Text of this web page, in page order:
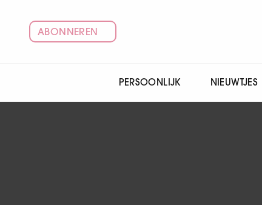
ABONNEREN
PERSOONLIJK NIEUWTJES